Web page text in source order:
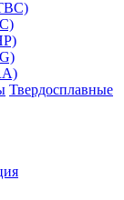
Твердосплавные